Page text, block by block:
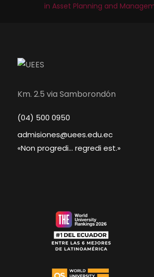
in Asset Planning and
Km. 2.5 via Samborondón
(04) 500 0950
admisiones@uees.edu.ec
«Non progredi... regredi est.»